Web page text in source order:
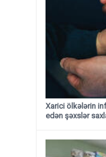
Xarici ölkələrin
edən şəxslər